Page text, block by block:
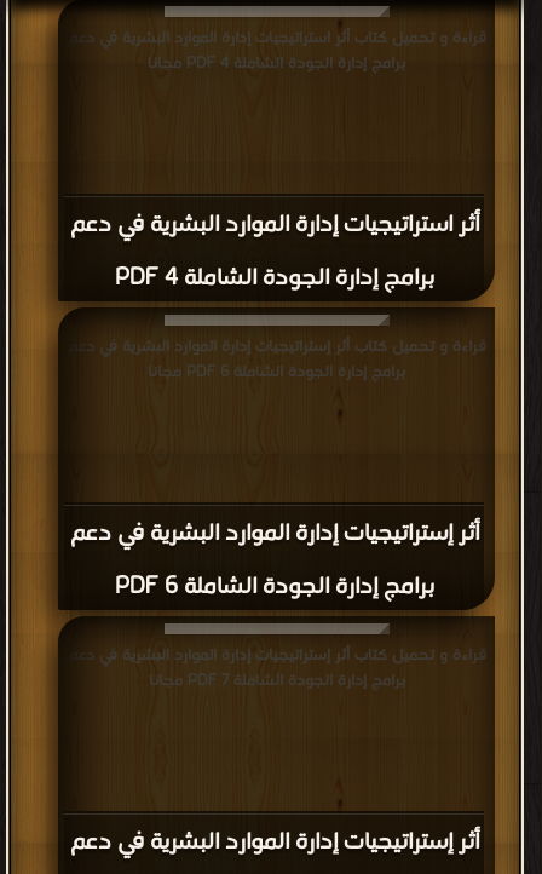
أثر استراتيجيات إدارة الموارد البشرية في دعم
برامج إدارة الجودة الشاملة 4 PDF
قراءة و تحميل كتاب أثر استراتيجيات إدارة الموارد البشرية في دعم
برامج إدارة الجودة الشاملة 4 PDF مجانا
أثر إستراتيجيات إدارة الموارد البشرية في دعم
برامج إدارة الجودة الشاملة 6 PDF
قراءة و تحميل كتاب أثر إستراتيجيات إدارة الموارد البشرية في دعم
برامج إدارة الجودة الشاملة 6 PDF مجانا
أثر إستراتيجيات إدارة الموارد البشرية في دعم
قراءة و تحميل كتاب أثر إستراتيجيات إدارة الموارد البشرية في دعم
برامج إدارة الجودة الشاملة 7 PDF مجانا